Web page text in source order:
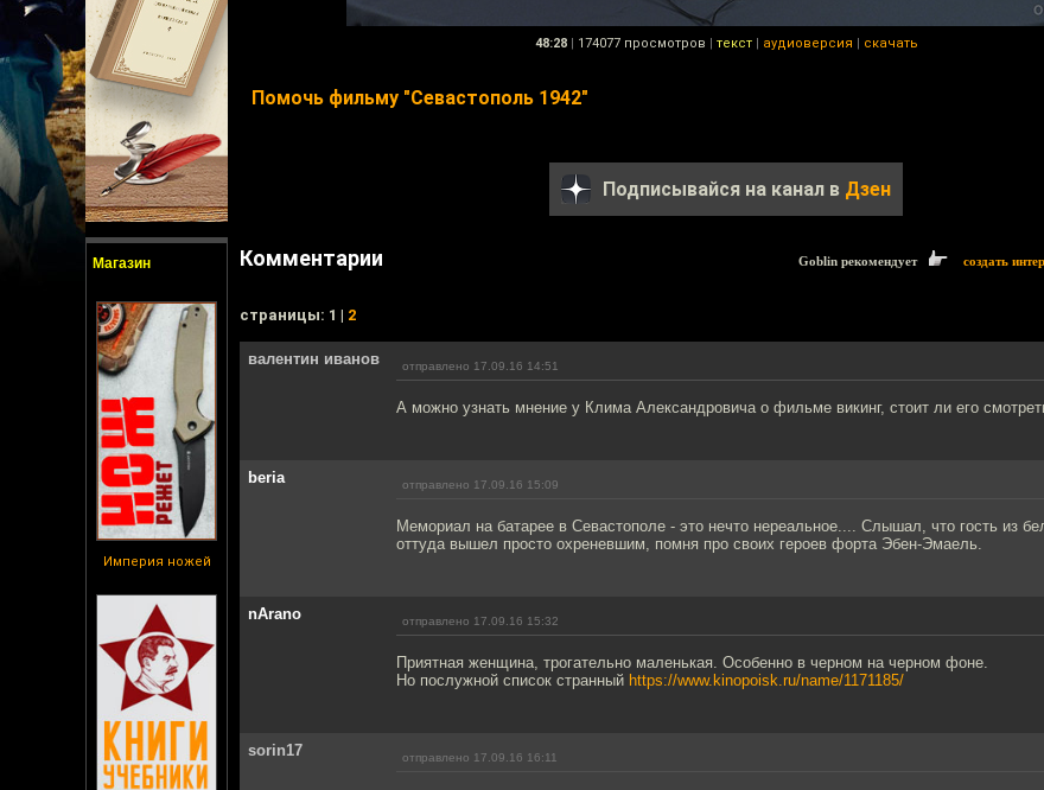
Магазин
Империя ножей
48:28 | 174077 просмотров | текст | аудиоверсия | скачать
Помочь фильму "Севастополь 1942"
Подписывайся на канал в Дзен
Комментарии Goblin рекомендует создать
cтраницы: 1 | 2
валентин иванов отправлено 17.09.16 14:51
А можно узнать мнение у Клима Александровича о фильме викинг, стоит ли его
beria отправлено 17.09.16 15:09
Мемориал на батарее в Севастополе - это нечто нереальное.... Слышал, что гость из
оттуда вышел просто охреневшим, помня про своих героев форта Эбен-Эмаель.
nArano отправлено 17.09.16 15:32
Приятная женщина, трогательно маленькая. Особенно в черном на черном фоне.
Но послужной список странный https://www.kinopoisk.ru/name/1171185/
sorin17 отправлено 17.09.16 16:11